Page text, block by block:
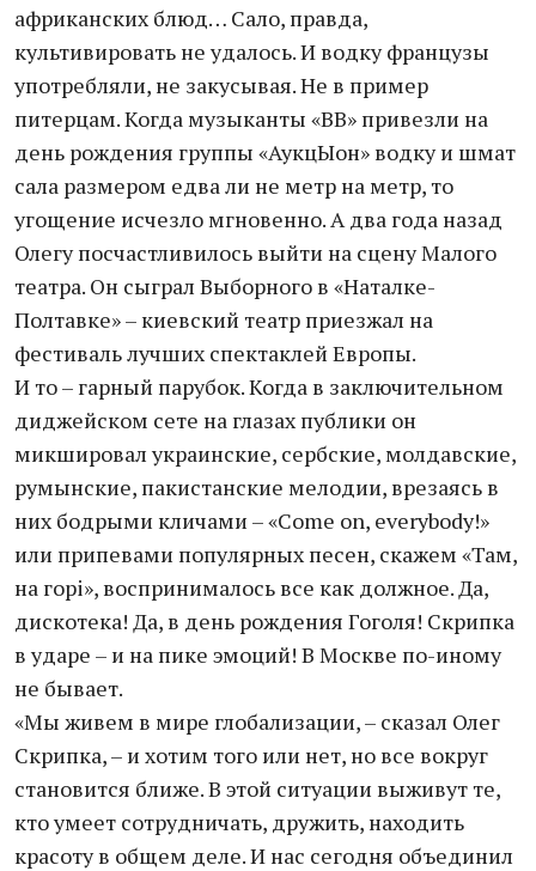
африканских блюд… Сало, правда,
культивировать не удалось. И водку французы
употребляли, не закусывая. Не в пример
питерцам. Когда музыканты «ВВ» привезли на
день рождения группы «АукцЫон» водку и шмат
сала размером едва ли не метр на метр, то
угощение исчезло мгновенно. А два года назад
Олегу посчастливилось выйти на сцену Малого
театра. Он сыграл Выборного в «Наталке-
Полтавке» – киевский театр приезжал на
фестиваль лучших спектаклей Европы.
И то – гарный парубок. Когда в заключительном
диджейском сете на глазах публики он
микшировал украинские, сербские, молдавские,
румынские, пакистанские мелодии, врезаясь в
них бодрыми кличами – «Сome on, everybody!»
или припевами популярных песен, скажем «Там,
на горi», воспринималось все как должное. Да,
дискотека! Да, в день рождения Гоголя! Скрипка
в ударе – и на пике эмоций! В Москве по-иному
не бывает.
«Мы живем в мире глобализации, – сказал Олег
Скрипка, – и хотим того или нет, но все вокруг
становится ближе. В этой ситуации выживут те,
кто умеет сотрудничать, дружить, находить
красоту в общем деле. И нас сегодня объединил